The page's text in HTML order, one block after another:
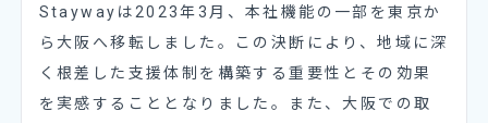
Staywayは2023年3月、本社機能の一部を東京か
ら大阪へ移転しました。この決断により、地域に深
く根差した支援体制を構築する重要性とその効果
を実感することとなりました。また、大阪での取